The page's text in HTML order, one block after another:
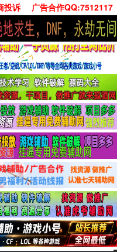
投诉 广告合作QQ:7512117